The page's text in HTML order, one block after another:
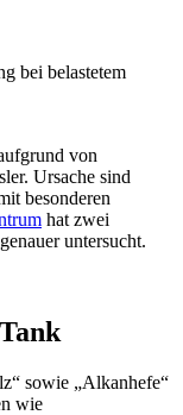
bei belastetem
von
Ursache sind
besonderen
hat zwei
untersucht.
sowie „Alkanhefe“
wie